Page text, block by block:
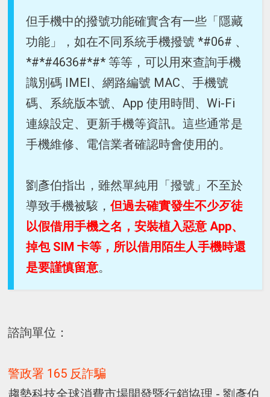
但手機中的撥號功能確實含有一些「隱藏
功能」，如在不同系統手機撥號 *#06# 、
*#*#4636#*#* 等等，可以用來查詢手機
識別碼 IMEI、網路編號 MAC、手機號
碼、系統版本號、App 使用時間、Wi-Fi
連線設定、更新手機等資訊。這些通常是
手機維修、電信業者確認時會使用的。
劉彥伯指出，雖然單純用「撥號」不至於
導致手機被駭，但過去確實發生不少歹徒
以假借用手機之名，安裝植入惡意 App、
掉包 SIM 卡等，所以借用陌生人手機時還
是要謹慎留意。
諮詢單位：
警政署 165 反詐騙
趨勢科技全球消費市場開發暨行銷協理 - 劉彥伯